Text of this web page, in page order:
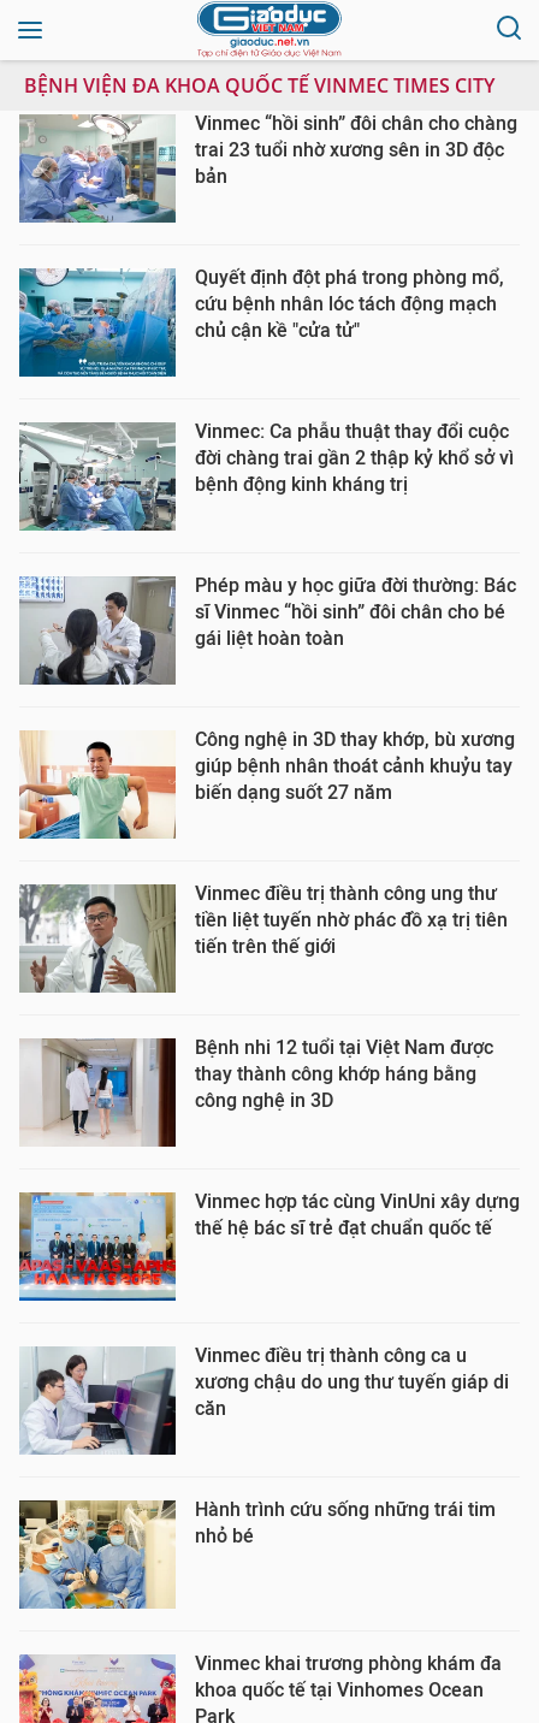
BỆNH VIỆN ĐA KHOA QUỐC TẾ VINMEC TIMES CITY
Vinmec “hồi sinh” đôi chân cho chàng
trai 23 tuổi nhờ xương sên in 3D độc
bản
Quyết định đột phá trong phòng mổ,
cứu bệnh nhân lóc tách động mạch
chủ cận kề "cửa tử"
Vinmec: Ca phẫu thuật thay đổi cuộc
đời chàng trai gần 2 thập kỷ khổ sở vì
bệnh động kinh kháng trị
Phép màu y học giữa đời thường: Bác
sĩ Vinmec “hồi sinh” đôi chân cho bé
gái liệt hoàn toàn
Công nghệ in 3D thay khớp, bù xương
giúp bệnh nhân thoát cảnh khuỷu tay
biến dạng suốt 27 năm
Vinmec điều trị thành công ung thư
tiền liệt tuyến nhờ phác đồ xạ trị tiên
tiến trên thế giới
Bệnh nhi 12 tuổi tại Việt Nam được
thay thành công khớp háng bằng
công nghệ in 3D
Vinmec hợp tác cùng VinUni xây dựng
thế hệ bác sĩ trẻ đạt chuẩn quốc tế
Vinmec điều trị thành công ca u
xương chậu do ung thư tuyến giáp di
căn
Hành trình cứu sống những trái tim
nhỏ bé
Vinmec khai trương phòng khám đa
khoa quốc tế tại Vinhomes Ocean
Park